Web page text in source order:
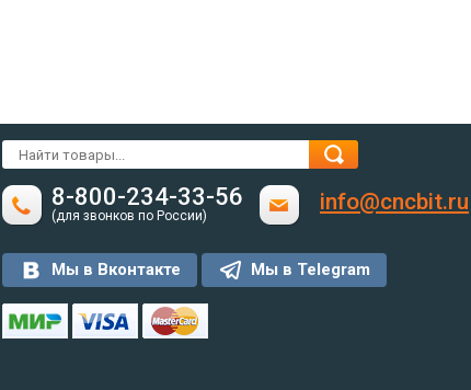
8-800-234-33-56
(для звонков по России)
info@cncbit.ru
Мы в Вконтакте Мы в Telegram